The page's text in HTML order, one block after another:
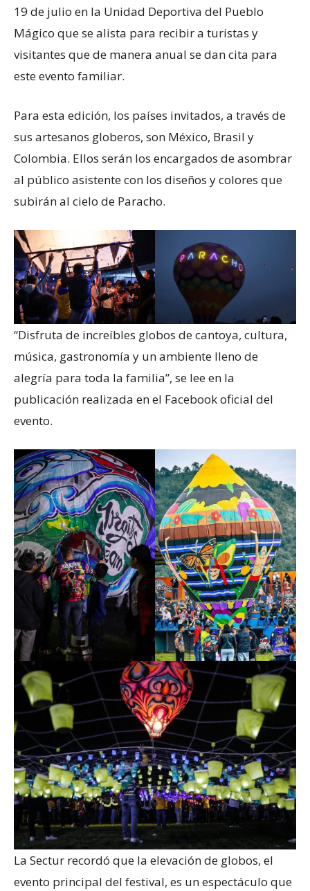
19 de julio en la Unidad Deportiva del Pueblo
Mágico que se alista para recibir a turistas y
visitantes que de manera anual se dan cita para
este evento familiar.
Para esta edición, los países invitados, a través de
sus artesanos globeros, son México, Brasil y
Colombia. Ellos serán los encargados de asombrar
al público asistente con los diseños y colores que
subirán al cielo de Paracho.
“Disfruta de increíbles globos de cantoya, cultura,
música, gastronomía y un ambiente lleno de
alegría para toda la familia”, se lee en la
publicación realizada en el Facebook oficial del
evento.
La Sectur recordó que la elevación de globos, el
evento principal del festival, es un espectáculo que